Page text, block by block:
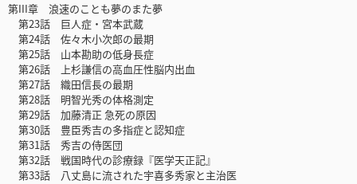
第III章 浪速のことも夢のまた夢
第23話 巨人症・宮本武蔵
第24話 佐々木小次郎の最期
第25話 山本勘助の低身長症
第26話 上杉謙信の高血圧性脳内出血
第27話 織田信長の最期
第28話 明智光秀の体格測定
第29話 加藤清正 急死の原因
第30話 豊臣秀吉の多指症と認知症
第31話 秀吉の侍医団
第32話 戦国時代の診療録『医学天正記』
第33話 八丈島に流された宇喜多秀家と主治医